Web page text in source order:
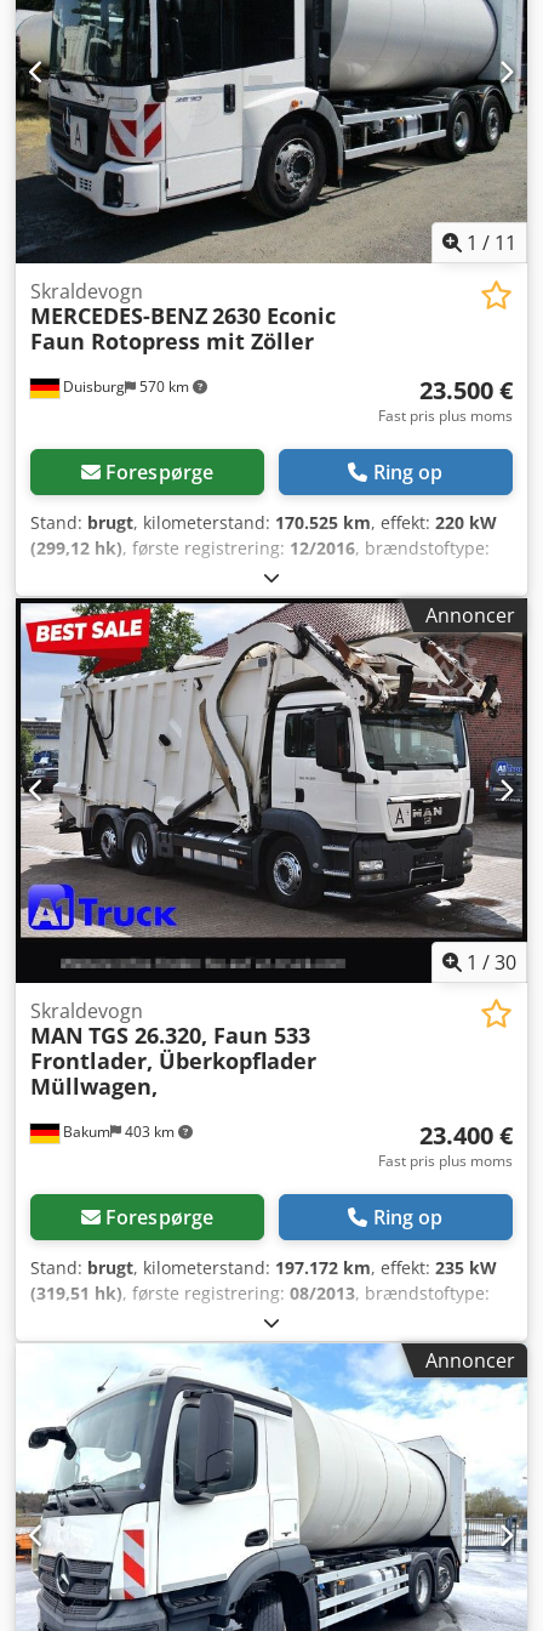
Chjdjziicwopfx Ah Isa * Bladfjedre med luftaffjedring *
Rundtlys * Klimaanlæg * Sædevarme * Dødvinkelkamera *
Bakkamera * Løftende/styrende bagaksel * Sporassistent *
Kollisionsadvarsel * Spærredifferentiale * Radio/CD/AUX *
1. ejer
1 / 11
Duisburg 570 km
Skraldevogn
MERCEDES-BENZ2630 Econic
Faun Rotopress mit Zöller
23.500 €
Fast pris plus moms
Forespørge Ring op
Stand: brugt, kilometerstand: 170.525 km, effekt: 220 kW
(299,12 hk), første registrering: 12/2016, brændstoftype:
26.000 kg, akslekonfiguration:
aksler, næste syn (TÜV):11/2026, farve:hvid, geartype:
automatisk, emissionsklasse:Euro 6, samlet længde:
14.840 mm, samlet bredde:2.550 mm, total højde:3.470
mm, Udstyr:ABS, klimaanlæg, * 1. gangs kommunalt
køretøj * Registreret som lastbil * Påbygning: Faun
Rotopress * Tipper: Zöller Besigtigelse kun efter aftale.
Med forbehold for fejl, trykfejl og mellemsalg. Cjdpfxszl I
Hmo Ah Isha
Annoncer
1 /30
Bakum 403 km
Skraldevogn
MAN TGS 26.320, Faun 533
Frontlader, Überkopflader
Müllwagen,
23.400 €
Fast pris plus moms
Forespørge Ring op
Stand: brugt, kilometerstand: 197.172 km, effekt: 235 kW
(319,51 hk), første registrering: 08/2013, brændstoftype:
, maksimal lastvægt:
samlet vægt:26.000 kg, dækstørrelse:315/70 22,5, dækkets
30 procent, akslekonfiguration: 6x2
, akselafstand:
4.200 mm, farve: hvid, førerhus:dagkabine, geartype:
automatisk
, emissionsklasse:Euro 5, affjedring:stål-luft
Produktionsår:2013 , driftstimer: 197.172 h,
forhjulsdækstørrelse: 315/70 22,5
, bagdækseldimension:
315/70 22,5, Udstyr:ABS, bordincomputer,
differentialespær, frontlift, frontlæsser, hydraulik,
immobilizersystem, kabine, klimaanlæg,
lastbilregistrering, skydedør, tågelygter, Køretøjsnummer
til forespørgsler: 69949 MAN, TGS * Produktionsår: 2013 *
ABS, antilockeringssystem * EBS, elektronisk
Annoncer